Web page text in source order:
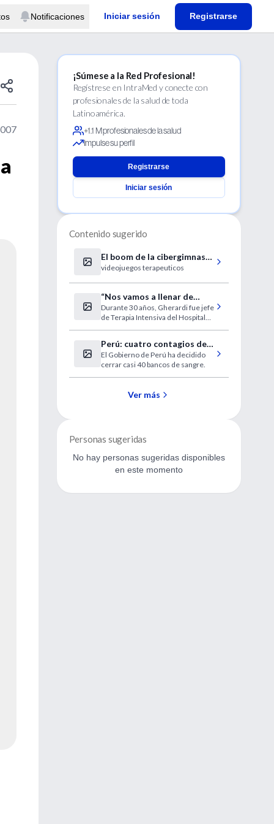
Notificaciones Iniciar sesión Registrarse
¡Súmese a la Red Profesional!
Regístrese en IntraMed y conecte con
profesionales de la salud de toda
Latinoamérica.
+1.1 M profesionales de la salud
Impulse su perfil
Registrarse
Iniciar sesión
Contenido sugerido
El boom de la cibergimnasia
cerebral
videojuegos terapeuticos
“Nos vamos a llenar de
enfermos en estado
vegetativo”
Durante 30 años, Gherardi fue jefe
de Terapia Intensiva del Hospital
Perú: cuatro contagios de
HIV por transfusión
contaminada
El Gobierno de Perú ha decidido
cerrar casi 40 bancos de sangre.
Ver más
Personas sugeridas
No hay personas sugeridas disponibles
en este momento